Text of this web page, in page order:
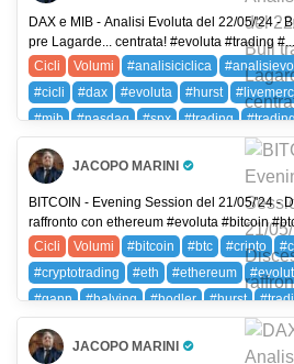
DAX e MIB - Analisi Evoluta del 22/05/'24 -
pre Lagarde... centrata! #evoluta #trading #...
Cicli
Volumi #analisiciclica
#cicli
#dax #evoluta #hurst
#mib
#nasdaq #spx #trading
FIB (FTSE MIB)
NDX (NASDAQ 100)
SPX (SP 500)
JACOPO MARINI
Pro Trader
BITCOIN - Evening Session del 21/05/'24 -
raffronto con ethereum #evoluta
Cicli
Volumi #bitcoin #btc #cripto
#cryptotrading
#eth #ethereum
#gann
#halving #hodler #hurst
BTC (BITCOIN)
ETH (ETHEREUM)
JACOPO MARINI
Pro Trader